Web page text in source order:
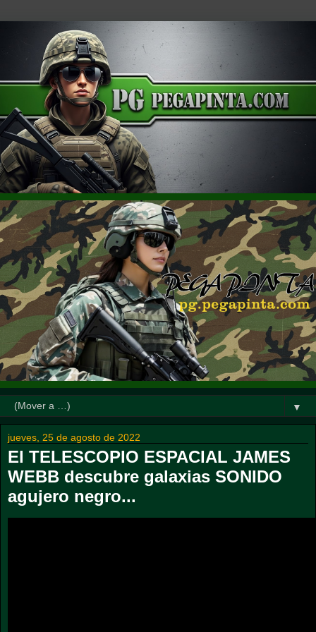
▼
jueves, 25 de agosto de 2022
El TELESCOPIO ESPACIAL JAMES
WEBB descubre galaxias SONIDO
agujero negro...